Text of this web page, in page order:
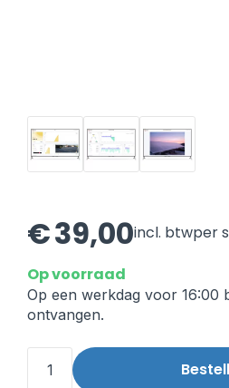
€39,00incl. btwper
Opvoorraad
Op een werkdag voor 16:00
ontvangen.